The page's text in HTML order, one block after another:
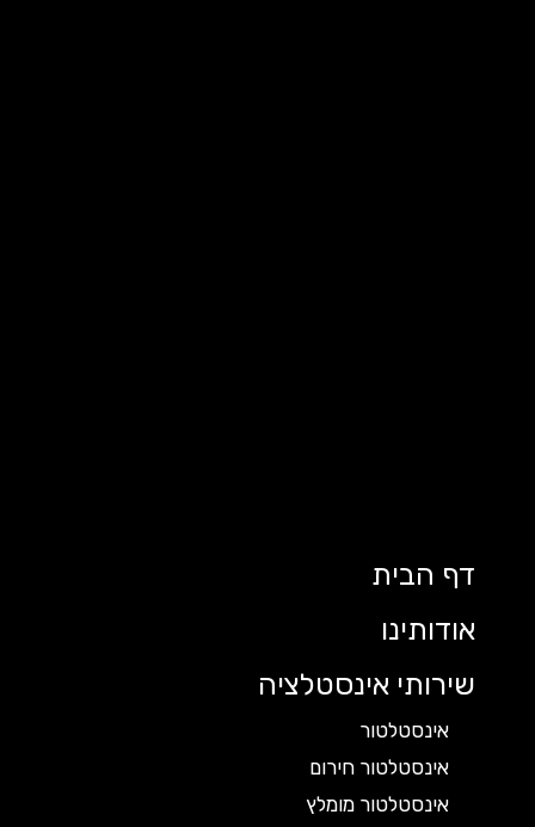
דף הבית
אודותינו
שירותי אינסטלציה
אינסטלטור
אינסטלטור חירום
אינסטלטור מומלץ